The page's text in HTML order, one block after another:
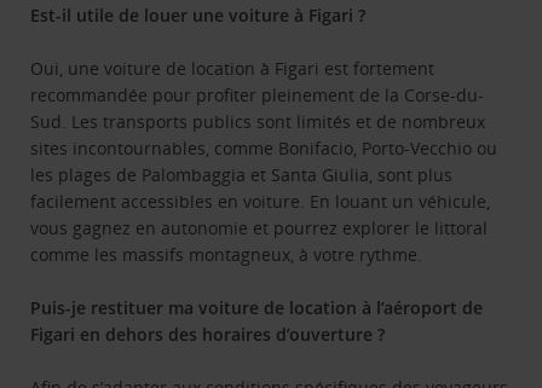
Est-il utile de louer une voiture à Figari ?
Oui, une voiture de location à Figari est fortement
recommandée pour profiter pleinement de la Corse-du-
Sud. Les transports publics sont limités et de nombreux
sites incontournables, comme Bonifacio, Porto-Vecchio ou
les plages de Palombaggia et Santa Giulia, sont plus
facilement accessibles en voiture. En louant un véhicule,
vous gagnez en autonomie et pourrez explorer le littoral
comme les massifs montagneux, à votre rythme.
Puis-je restituer ma voiture de location à l’aéroport de
Figari en dehors des horaires d’ouverture ?